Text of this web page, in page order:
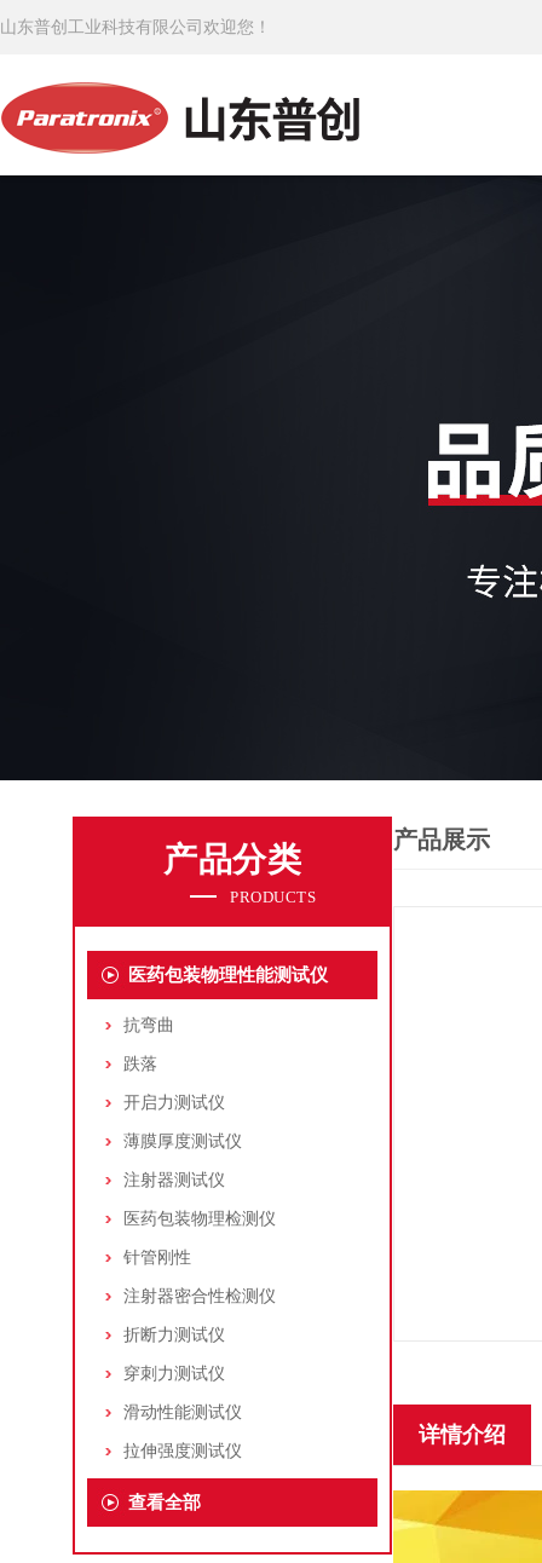
山东普创工业科技有限公司欢迎您！
产品分类
PRODUCTS
医药包装物理性能测试仪
抗弯曲
跌落
开启力测试仪
薄膜厚度测试仪
注射器测试仪
医药包装物理检测仪
针管刚性
注射器密合性检测仪
折断力测试仪
穿刺力测试仪
滑动性能测试仪
拉伸强度测试仪
查看全部
产品展示
详情介绍